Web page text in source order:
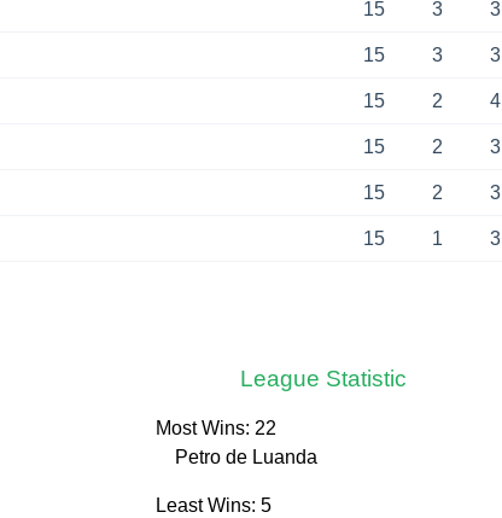
15 3 3
15 3 3
15 2 4
15 2 3
15 2 3
15 1 3
League Statistic
Most Wins: 22
Petro de Luanda
Least Wins: 5